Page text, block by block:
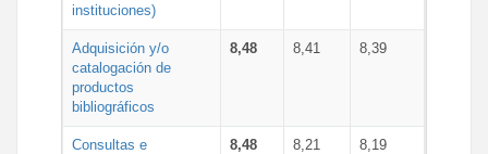
instituciones)
Adquisición y/o
catalogación de
productos
bibliográficos
8,48 8,41 8,39
Consultas e
8,48 8,21 8,19